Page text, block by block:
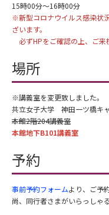
15時00分～16時00分
※新型コロナウイルス感染状
ざいます。
必ずHPをご確認の上、ご来
場所
※講義室を変更致しました。
共立女子大学 神田一ツ橋キ
本館2階204講義室
本館地下B101講義室
予約
事前予約フォームより、ご予
尚、同行者さまがいらっしゃ